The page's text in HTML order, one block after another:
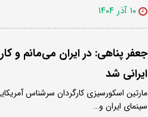
۱۰ آذر ۱۴۰۴
جعفر پناهی: در ایران می‌مانم و
ایرانی شد
مارتین اسکورسیزی کارگردان سرشناس
سینمای ایران و…